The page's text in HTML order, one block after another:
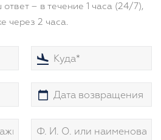
– в течение 1 часа (24/7),
через 2 часа.